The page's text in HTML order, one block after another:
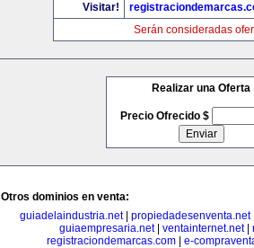
Visitar!
Serán consideradas
Realizar una Oferta
Precio Ofrecido $
Otros dominios en venta:
guiadelaindustria.net propiedadesenventa.net
guiaempresaria.net| ventainternet.net|
registraciondemarcas.com
e-